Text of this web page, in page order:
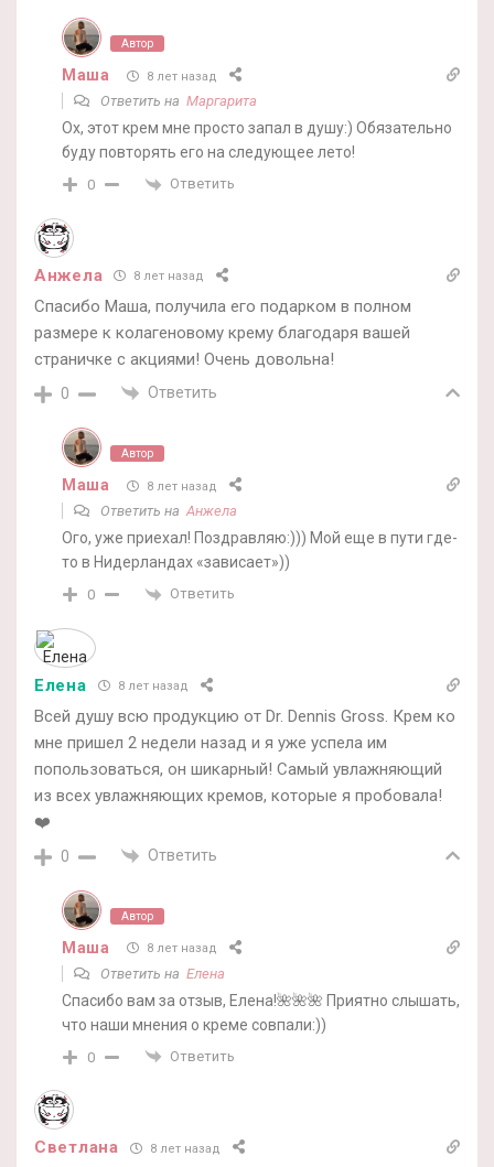
Автор
Маша 8 лет назад
Ответить на Маргарита
Ох, этот крем мне просто запал в душу:) Обязательно
буду повторять его на следующее лето!
0 Ответить
Анжела 8 лет назад
Спасибо Маша, получила его подарком в полном
размере к колагеновому крему благодаря вашей
страничке с акциями! Очень довольна!
0 Ответить
Автор
Маша 8 лет назад
Ответить наАнжела
Ого, уже приехал! Поздравляю:))) Мой еще в пути где-
то в Нидерландах «зависает»))
0 Ответить
Елена 8 лет назад
Всей душу всю продукцию от Dr. Dennis Gross. Крем ко
мне пришел 2 недели назад и я уже успела им
попользоваться, он шикарный! Самый увлажняющий
из всех увлажняющих кремов, которые я пробовала!
❤️
0 Ответить
Автор
Маша 8 лет назад
Ответить на Елена
Спасибо вам за отзыв, Елена!🌺🌺🌺 Приятно слышать,
что наши мнения о креме совпали:))
0 Ответить
Светлана 8 лет назад